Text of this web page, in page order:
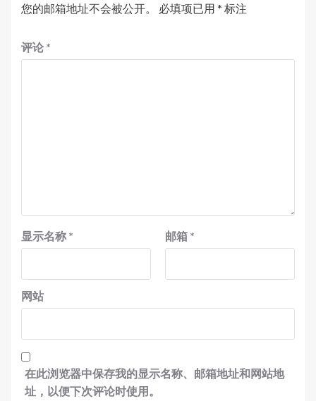
您的邮箱地址不会被公开。 必填项已用 * 标注
评论 *
显示名称 * 邮箱 *
网站
在此浏览器中保存我的显示名称、邮箱地址和网站地
址，以便下次评论时使用。